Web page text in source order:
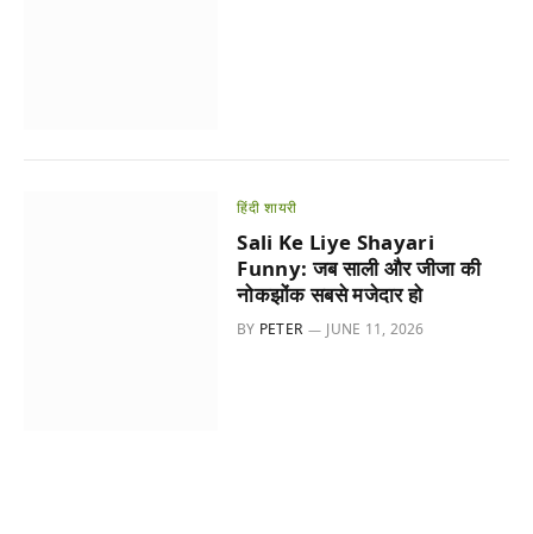
हिंदी शायरी
Sali Ke Liye Shayari
Funny: जब साली और जीजा की
नोकझोंक सबसे मजेदार हो
BY PETER JUNE 11, 2026